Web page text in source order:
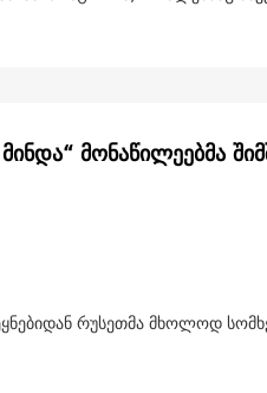
მონაწილეებმა
რუსეთმა მხოლოდ